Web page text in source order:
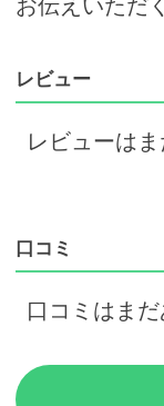
お伝えいただ
レビュー
レビューはま
口コミ
口コミはまだ